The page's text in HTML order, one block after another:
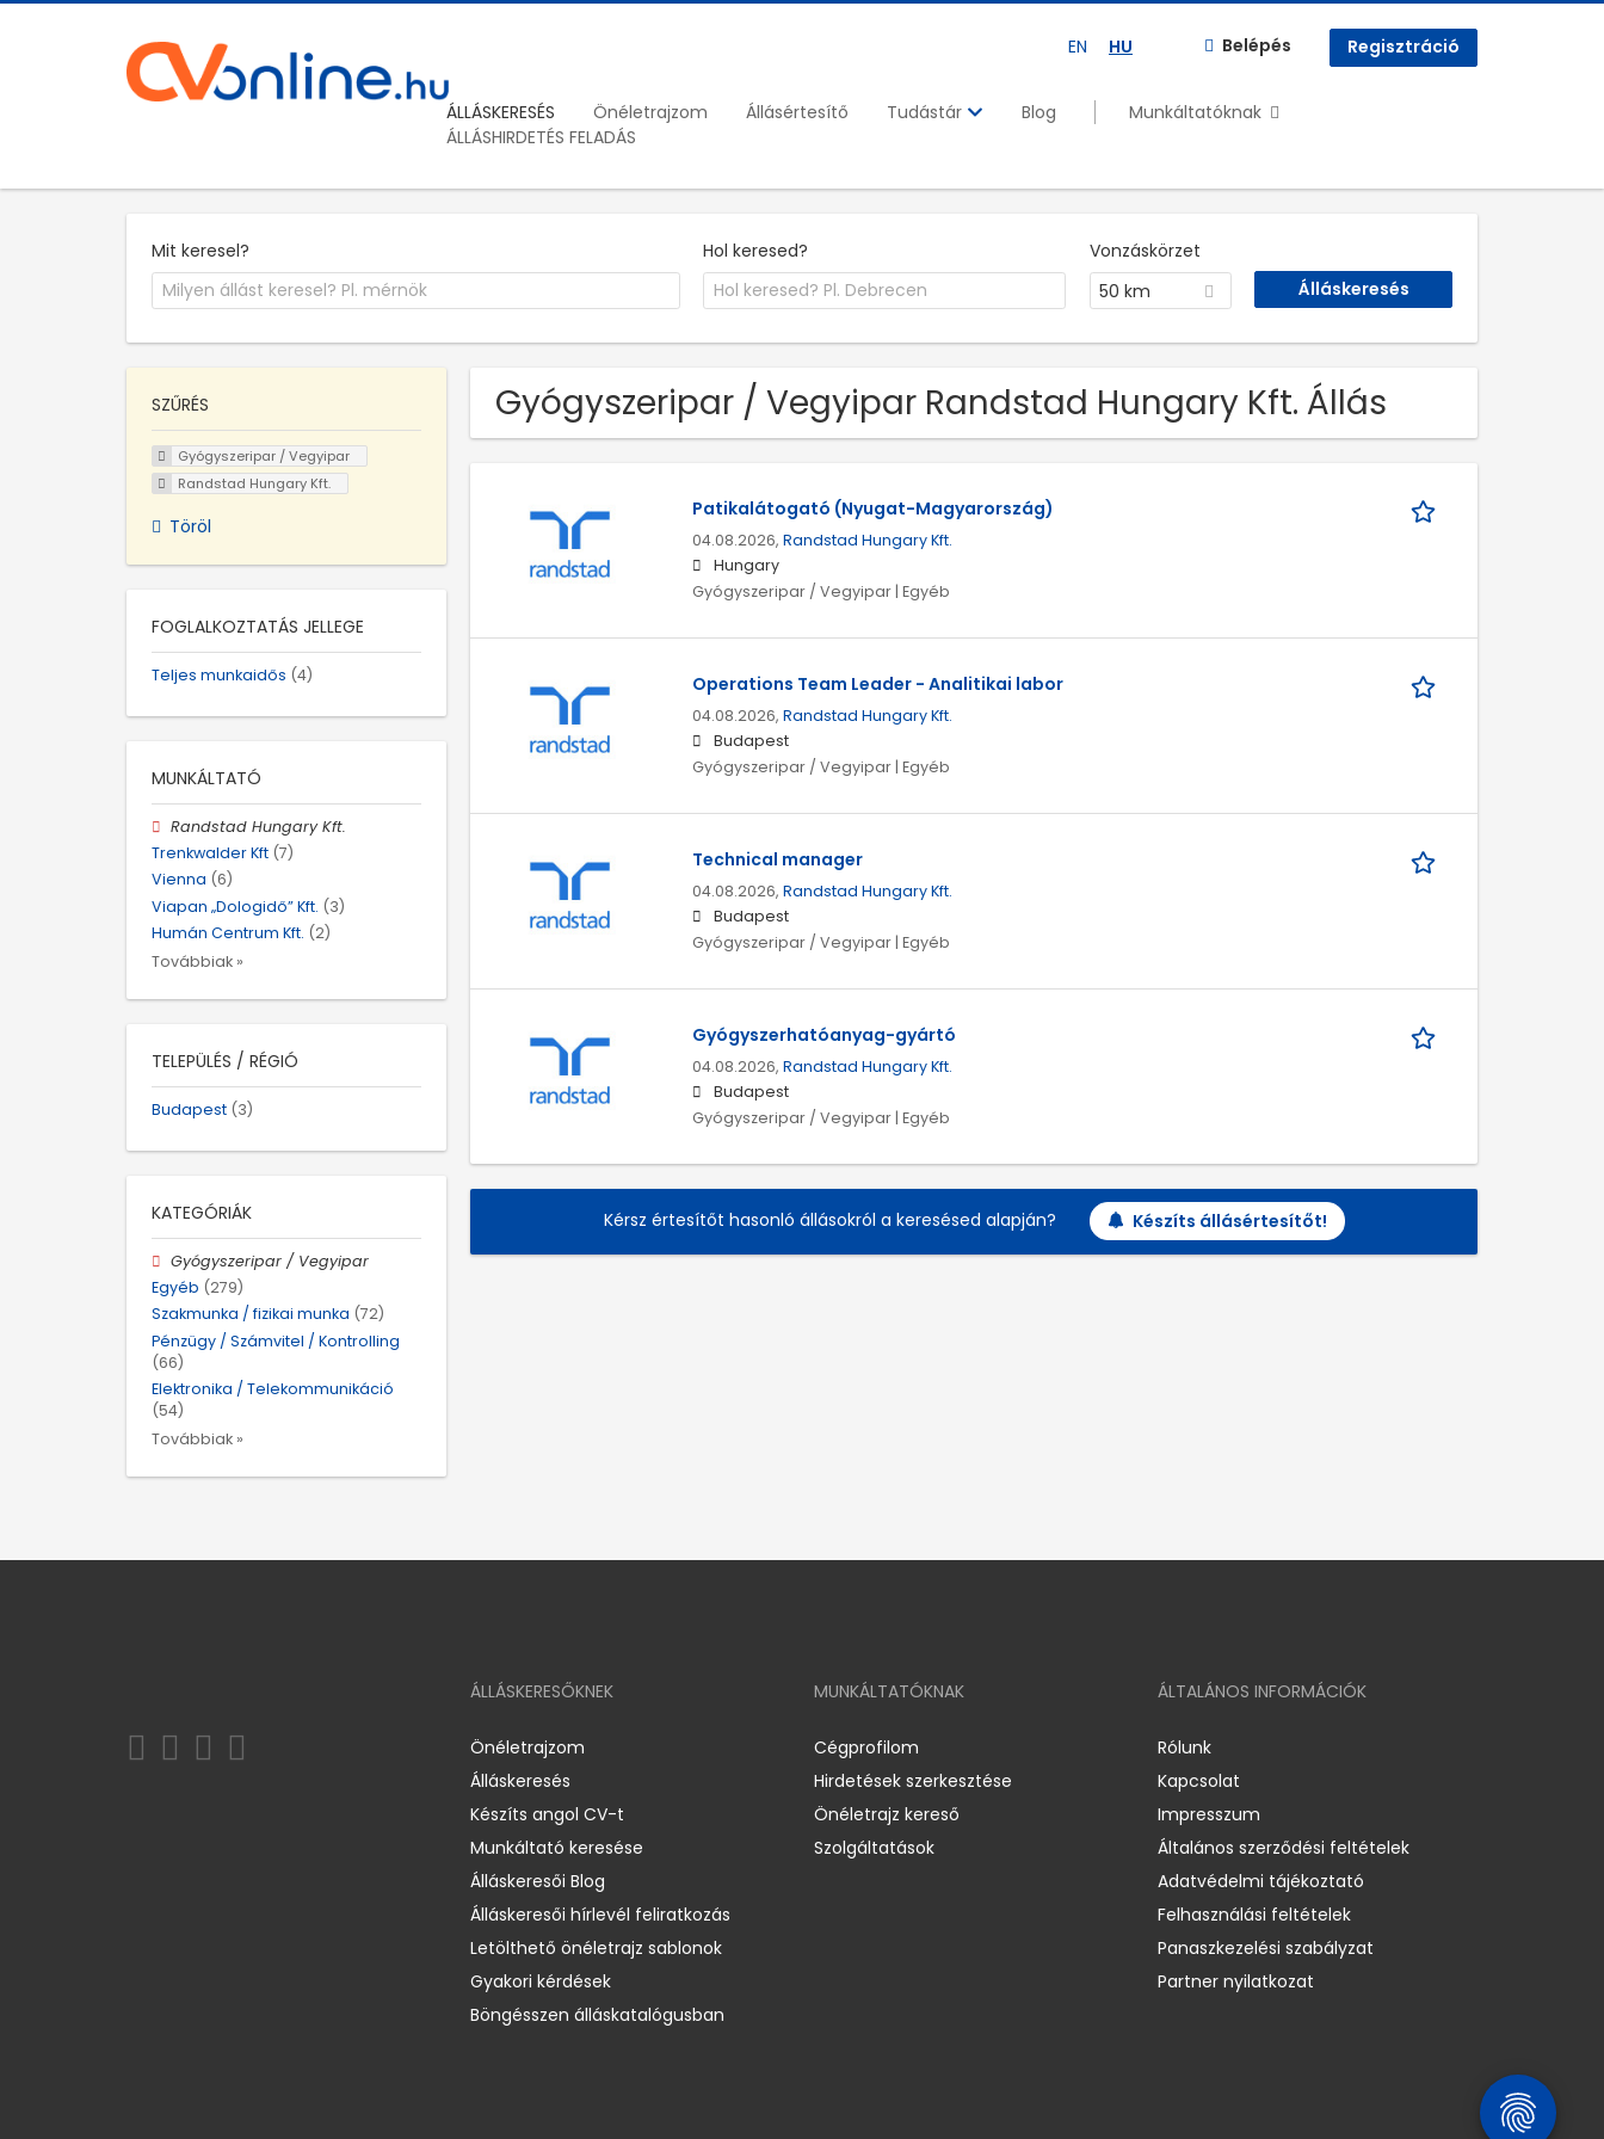
EN HU Belépés Regisztráció
ÁLLÁSKERESÉS Önéletrajzom Állásértesítő Tudástár Blog
Munkáltatóknak
ÁLLÁSHIRDETÉS FELADÁS
Mit keresel? Hol keresed?
Vonzáskörzet
50 km
Gyógyszeripar / Vegyipar Randstad Hungary Kft. Állás
Patikalátogató (Nyugat-Magyarország)
04.08.2026, Randstad Hungary Kft.
Hungary
Gyógyszeripar / Vegyipar | Egyéb
Operations Team Leader - Analitikai labor
04.08.2026, Randstad Hungary Kft.
Budapest
Gyógyszeripar / Vegyipar | Egyéb
Technical manager
04.08.2026, Randstad Hungary Kft.
Budapest
Gyógyszeripar / Vegyipar | Egyéb
Gyógyszerhatóanyag-gyártó
04.08.2026, Randstad Hungary Kft.
Budapest
Gyógyszeripar / Vegyipar | Egyéb
Kérsz értesítőt hasonló állásokról a keresésed alapján? Készíts állásértesítőt!
SZŰRÉS
Gyógyszeripar / Vegyipar
Randstad Hungary Kft.
Töröl
FOGLALKOZTATÁS JELLEGE
Teljes munkaidős (4)
MUNKÁLTATÓ
Randstad Hungary Kft.
Trenkwalder Kft (7)
Vienna (6)
Viapan „Dologidő” Kft. (3)
Humán Centrum Kft. (2)
Továbbiak »
TELEPÜLÉS / RÉGIÓ
Budapest (3)
KATEGÓRIÁK
Gyógyszeripar / Vegyipar
Egyéb (279)
Szakmunka / fizikai munka (72)
Pénzügy / Számvitel / Kontrolling
(66)
Elektronika / Telekommunikáció
(54)
Továbbiak »
ÁLLÁSKERESŐKNEK
Önéletrajzom
Álláskeresés
Készíts angol CV-t
Munkáltató keresése
Álláskeresői Blog
Álláskeresői hírlevél feliratkozás
Letölthető önéletrajz sablonok
Gyakori kérdések
Böngésszen álláskatalógusban
MUNKÁLTATÓKNAK
Cégprofilom
Hirdetések szerkesztése
Önéletrajz kereső
Szolgáltatások
ÁLTALÁNOS INFORMÁCIÓK
Rólunk
Kapcsolat
Impresszum
Általános szerződési feltételek
Adatvédelmi tájékoztató
Felhasználási feltételek
Panaszkezelési szabályzat
Partner nyilatkozat